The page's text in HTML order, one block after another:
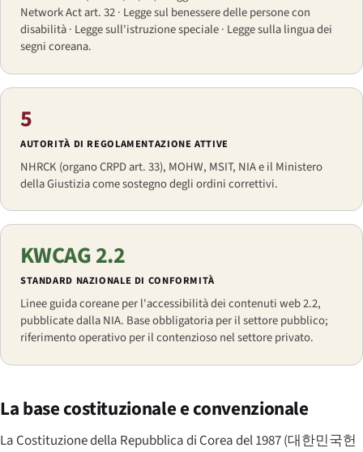
Network Act art. 32 · Legge sul benessere delle persone con
disabilità · Legge sull'istruzione speciale · Legge sulla lingua dei
segni coreana.
5
AUTORITÀ DI REGOLAMENTAZIONE ATTIVE
NHRCK (organo CRPD art. 33), MOHW, MSIT, NIA e il Ministero
della Giustizia come sostegno degli ordini correttivi.
KWCAG 2.2
STANDARD NAZIONALE DI CONFORMITÀ
Linee guida coreane per l'accessibilità dei contenuti web 2.2,
pubblicate dalla NIA. Base obbligatoria per il settore pubblico;
riferimento operativo per il contenzioso nel settore privato.
La base costituzionale e convenzionale
La Costituzione della Repubblica di Corea del 1987 (대한민국헌